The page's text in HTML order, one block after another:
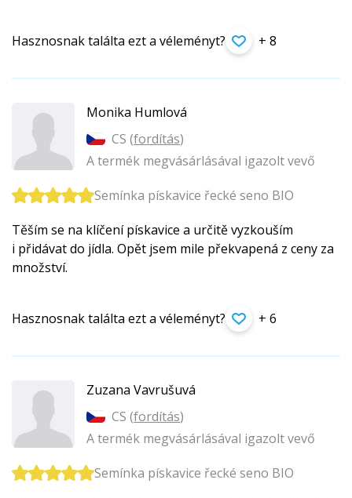
Hasznosnak találta ezt a véleményt? + 8
Monika Humlová
CS (fordítás)
A termék megvásárlásával igazolt vevő
Semínka pískavice řecké seno BIO
Těším se na klíčení pískavice a určitě vyzkouším
i přidávat do jídla. Opět jsem mile překvapená z ceny za
množství.
Hasznosnak találta ezt a véleményt? + 6
Zuzana Vavrušuvá
CS (fordítás)
A termék megvásárlásával igazolt vevő
Semínka pískavice řecké seno BIO